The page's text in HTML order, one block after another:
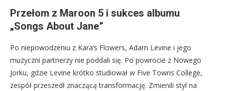
Przełom z Maroon 5 i sukces albumu
„Songs About Jane”
Po niepowodzeniu z Kara’s Flowers, Adam Levine i jego
muzyczni partnerzy nie poddali się. Po powrocie z Nowego
Jorku, gdzie Levine krótko studiował w Five Towns College,
zespół przeszedł znaczącą transformację. Zmienili styl na